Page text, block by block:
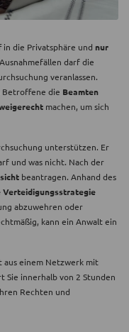
die Privatsphäre und nur
darf die
veranlassen.
Betroffene die Beamten
machen, um sich
unterstützen. Er
und was nicht. Nach der
beantragen. Anhand des
Verteidigungsstrategie
abzuwehren oder
kann ein Anwalt ein
aus einem Netzwerk mit
innerhalb von 2 Stunden
Rechten und